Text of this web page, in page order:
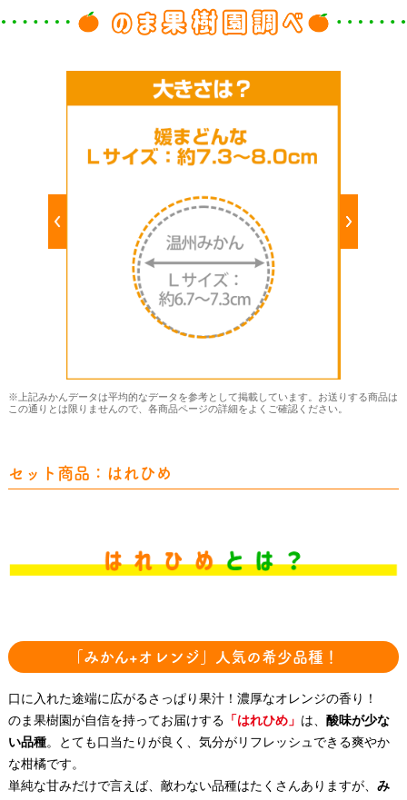
※上記みかんデータは平均的なデータを参考として掲載しています。お送りする商品は
この通りとは限りませんので、各商品ページの詳細をよくご確認ください。
セット商品：はれひめ
「みかん+オレンジ」人気の希少品種！
口に入れた途端に広がるさっぱり果汁！濃厚なオレンジの香り！
のま果樹園が自信を持ってお届けする 「はれひめ」 は、 酸味が少な
い品種。とても口当たりが良く、気分がリフレッシュできる爽やか
な柑橘です。
単純な甘みだけで言えば、敵わない品種はたくさんありますが、 み